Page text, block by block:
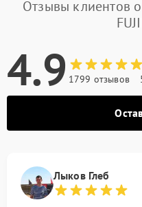
Отзывы клиентов
4.9 1799 отзывов
Лыков Глеб